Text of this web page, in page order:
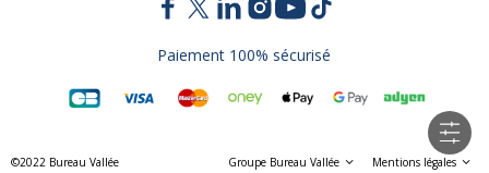
Paiement 100% sécurisé
©2022 Bureau Vallée Groupe Bureau Vallée Mentions légales